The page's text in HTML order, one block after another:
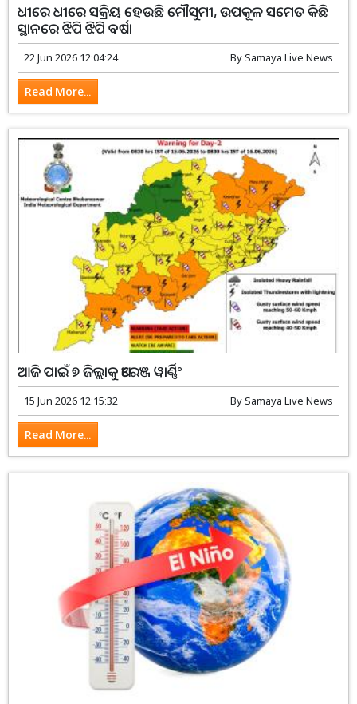
ଧୀରେ ଧୀରେ ସକ୍ରିୟ ହେଉଛି ମୌସୁମୀ, ଉପକୂଳ ସମେତ କିଛି
ସ୍ଥାନରେ ଝିପି ଝିପି ବର୍ଷା
22 Jun 2026 12:04:24 BySamaya Live News
Read More...
ଆଜି ପାଇଁ ୭ ଜିଲ୍ଲାକୁ ଅରେଞ୍ଜ ୱାର୍ଣ୍ଣିଂ
15 Jun 2026 12:15:32 BySamaya Live News
Read More...